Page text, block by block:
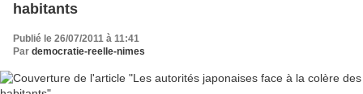
habitants
Publié le 26/07/2011 à 11:41
Par democratie-reelle-nimes